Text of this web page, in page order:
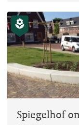
Spiegelhof